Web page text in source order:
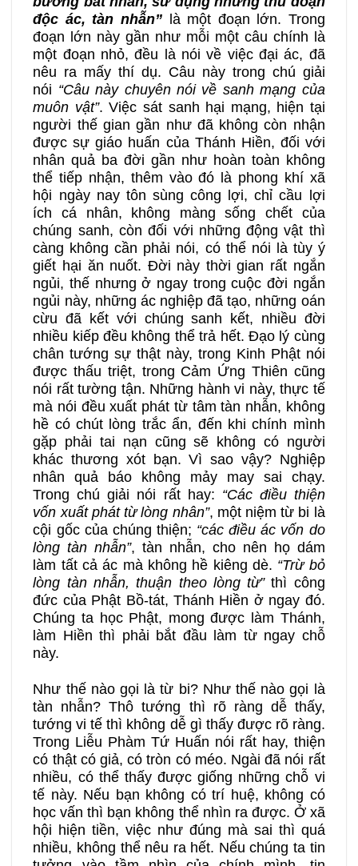
độc ác, tàn nhẫn”là một đoạn lớn. Trong
đoạn lớn này gần như mỗi một câu chính là
một đoạn nhỏ, đều là nói về việc đại ác, đã
nêu ra mấy thí dụ. Câu này trong chú giải
nói “Câu này chuyên nói về sanh mạng của
muôn vật”. Việc sát sanh hại mạng, hiện tại
người thế gian gần như đã không còn nhận
được sự giáo huấn của Thánh Hiền, đối với
nhân quả ba đời gần như hoàn toàn không
thể tiếp nhận, thêm vào đó là phong khí xã
hội ngày nay tôn sùng công lợi, chỉ cầu lợi
ích cá nhân, không màng sống chết của
chúng sanh, còn đối với những động vật thì
càng không cần phải nói, có thể nói là tùy ý
giết hại ăn nuốt. Đời này thời gian rất ngắn
ngủi, thế nhưng ở ngay trong cuộc đời ngắn
ngủi này, những ác nghiệp đã tạo, những oán
cừu đã kết với chúng sanh kết, nhiều đời
nhiều kiếp đều không thể trả hết. Đạo lý cùng
chân tướng sự thật này, trong Kinh Phật nói
được thấu triệt, trong Cảm Ứng Thiên cũng
nói rất tường tận. Những hành vi này, thực tế
mà nói đều xuất phát từ tâm tàn nhẫn, không
hề có chút lòng trắc ẩn, đến khi chính mình
gặp phải tai nạn cũng sẽ không có người
khác thương xót bạn. Vì sao vậy? Nghiệp
nhân quả báo không mảy may sai chạy.
Trong chú giải nói rất hay: “Các điều thiện
vốn xuất phát từ lòng nhân”, một niệm từ bi là
cội gốc của chúng thiện; “các điều ác vốn do
lòng tàn nhẫn”, tàn nhẫn, cho nên họ dám
làm tất cả ác mà không hề kiêng dè. “Trừ bỏ
lòng tàn nhẫn, thuận theo lòng từ”thì công
đức của Phật Bồ-tát, Thánh Hiền ở ngay đó.
Chúng ta học Phật, mong được làm Thánh,
làm Hiền thì phải bắt đầu làm từ ngay chỗ
này.
Như thế nào gọi là từ bi? Như thế nào gọi là
tàn nhẫn? Thô tướng thì rõ ràng dễ thấy,
tướng vi tế thì không dễ gì thấy được rõ ràng.
Trong Liễu Phàm Tứ Huấn nói rất hay, thiện
có thật có giả, có tròn có méo. Ngài đã nói rất
nhiều, có thể thấy được giống những chỗ vi
tế này. Nếu bạn không có trí huệ, không có
học vấn thì bạn không thể nhìn ra được. Ở xã
hội hiện tiền, việc như đúng mà sai thì quá
nhiều, không thể nêu ra hết. Nếu chúng ta tin